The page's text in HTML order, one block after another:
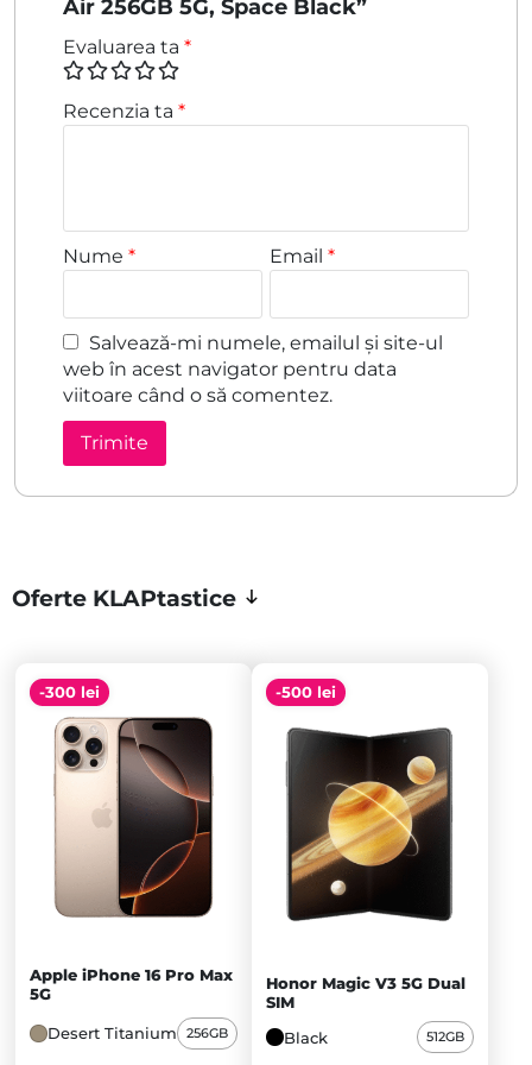
Air 256GB 5G, Space Black”
Evaluarea ta *
Recenzia ta *
Nume * Email*
Salvează-mi numele, emailul și site-ul
web în acest navigator pentru data
viitoare când o să comentez.
Oferte KLAPtastice
-300 lei
Apple iPhone 16 Pro Max
5G
Desert Titanium 256GB
-500 lei
Honor Magic V3 5G Dual
SIM
Black
512GB